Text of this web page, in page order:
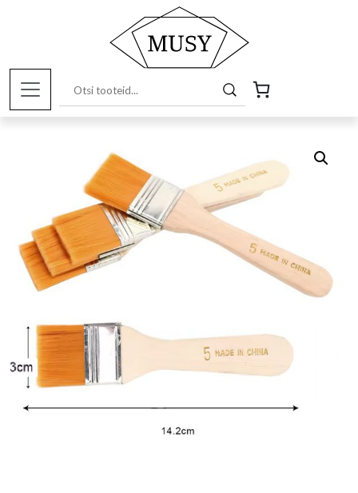
Kunstitarbed e-pood/Töövahendid ja
/ Väike puuvarrega lame pintsel